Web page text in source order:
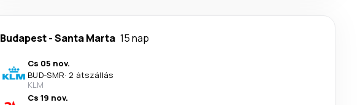
Budapest-Santa Marta 15 nap
Cs 05 nov.
BUD-SMR· 2 átszállás
KLM
Cs 19 nov.